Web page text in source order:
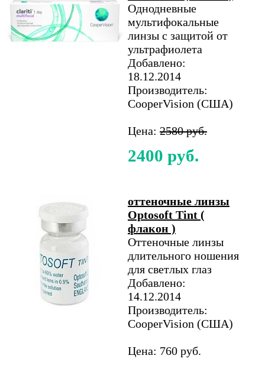
Однодневные
мультифокальные
линзы с защитой от
ультрафиолета
Добавлено:
18.12.2014
Производитель:
CooperVision (США)
Цена: 2580 руб.
2400 руб.
оттеночные линзы
Optosoft Tint (
флакон )
Оттеночные линзы
длительного ношения
для светлых глаз
Добавлено:
14.12.2014
Производитель:
CooperVision (США)
Цена: 760 руб.